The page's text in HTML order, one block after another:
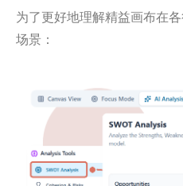
为了更好地理解精益画布在
场景：